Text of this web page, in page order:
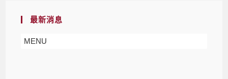
最新消息
MENU